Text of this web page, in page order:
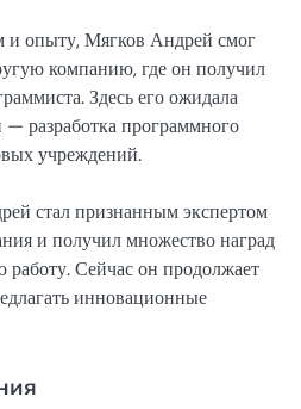
и опыту, Мягков Андрей смог
компанию, где он получил
Здесь его ожидала
— разработка программного
учреждений.
стал признанным экспертом
и получил множество наград
Сейчас он продолжает
инновационные